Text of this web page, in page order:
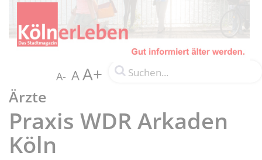
A- AA+
Ärzte
Praxis WDR Arkaden
Köln